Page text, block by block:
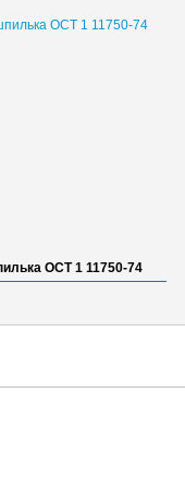
ОСТ 1 11750-74